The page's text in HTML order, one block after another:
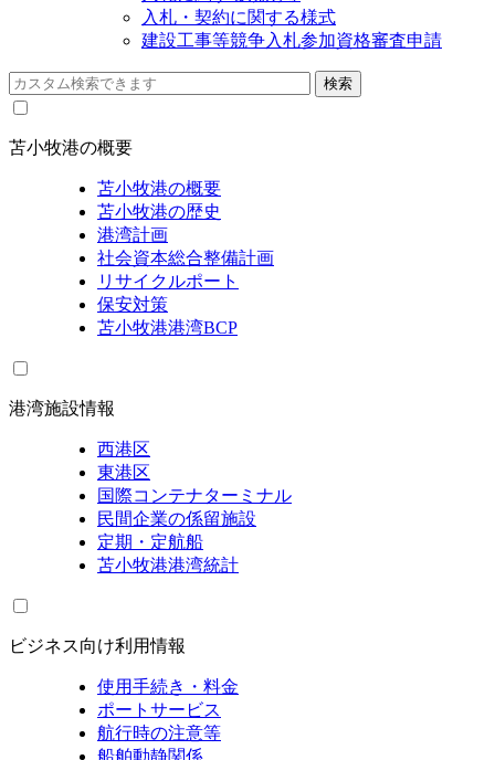
入札・契約に関する様式
建設工事等競争入札参加資格審査申請
苫小牧港の概要
苫小牧港の概要
苫小牧港の歴史
港湾計画
社会資本総合整備計画
リサイクルポート
保安対策
苫小牧港港湾BCP
港湾施設情報
西港区
東港区
国際コンテナターミナル
民間企業の係留施設
定期・定航船
苫小牧港港湾統計
ビジネス向け利用情報
使用手続き・料金
ポートサービス
航行時の注意等
船舶動静関係